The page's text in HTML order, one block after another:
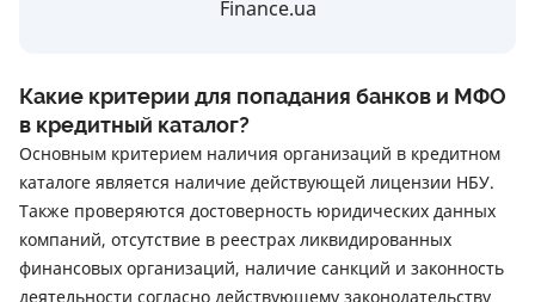
Finance.ua
Какие критерии для попадания банков и МФО
в кредитный каталог?
Основным критерием наличия организаций в кредитном
каталоге является наличие действующей лицензии НБУ.
Также проверяются достоверность юридических данных
компаний, отсутствие в реестрах ликвидированных
финансовых организаций, наличие санкций и законность
деятельности согласно действующему законодательству